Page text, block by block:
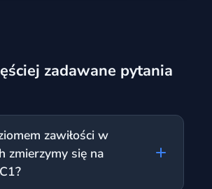
zadawane pytania
zawiłości w
zmierzymy się na